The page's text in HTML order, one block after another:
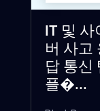
IT 및 사
버 사고
답 통신
플�...